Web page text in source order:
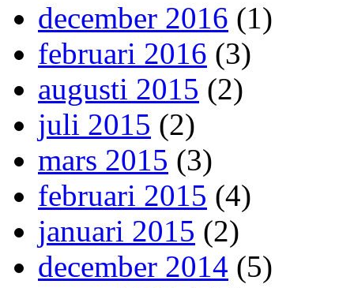
december 2016 (1)
februari 2016 (3)
augusti 2015 (2)
juli 2015 (2)
mars 2015 (3)
februari 2015 (4)
januari 2015 (2)
december 2014 (5)